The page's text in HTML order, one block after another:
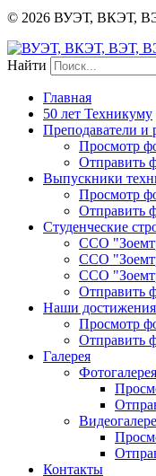
© 2026 ВУЭТ, ВКЭТ,
Найти
Главная
50 лет Техникуму
Преподаватели и
Просмотр
Отправить
Выпускники
Просмотр
Отправить
Студенческие
ССО
ССО
ССО
Отправить
Наши достижения
Просмотр
Отправить
Галерея
Фотогалерея
Контакты